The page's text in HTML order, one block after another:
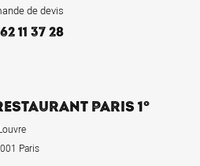
de devis
11 37 28
PARIS 1°
Paris